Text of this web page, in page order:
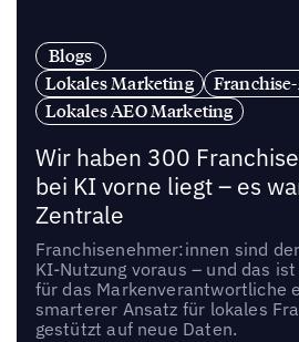
Blogs
Lokales Marketing
Lokales AEO Marketing
Wir haben 300
bei KI vorne liegt – es
Zentrale
Franchisenehmer:innen sind
KI-Nutzung voraus – und das
für das Markenverantwortliche
smarterer Ansatz für lokales
gestützt auf neue Daten.